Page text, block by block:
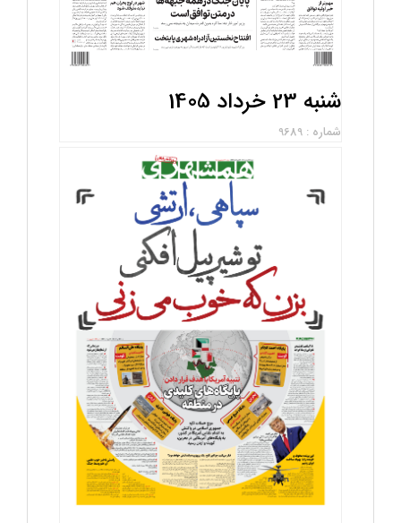
شنبه 23 خرداد 1405
شماره : 9689